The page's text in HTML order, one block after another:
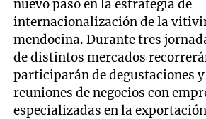
nuevo paso en la estrategia de
internacionalización de la
mendocina. Durante tres
de distintos mercados
participarán de degustaciones
reuniones de negocios con
especializadas en la